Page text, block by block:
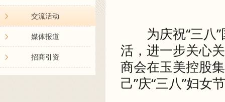
交流活动
媒体报道
招商引资
为庆祝“三八
活，进一步关心
商会在玉美控股
己”庆“三八”妇女